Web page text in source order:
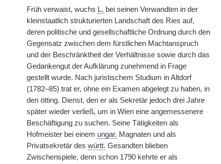
Früh verwaist, wuchs L. bei seinen Verwandten in der
kleinstaatlich strukturierten Landschaft des Ries auf,
deren politische und gesellschaftliche Ordnung durch den
Gegensatz zwischen dem fürstlichen Machtanspruch
und der Beschränktheit der Verhältnisse sowie durch das
Gedankengut der Aufklärung zunehmend in Frage
gestellt wurde. Nach juristischem Studium in Altdorf
(1782–85) trat er, ohne ein Examen abgelegt zu haben, in
den ötting. Dienst, den er als Sekretär jedoch drei Jahre
später wieder verließ, um in Wien eine angemessenere
Beschäftigung zu suchen. Seine Tätigkeiten als
Hofmeister bei einem ungar. Magnaten und als
Privatsekretär des württ. Gesandten blieben
Zwischenspiele, denn schon 1790 kehrte er als